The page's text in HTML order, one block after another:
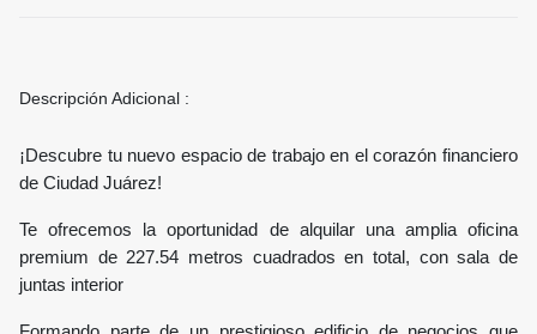
Descripción Adicional :
¡Descubre tu nuevo espacio de trabajo en el corazón financiero
de Ciudad Juárez!
Te ofrecemos la oportunidad de alquilar una amplia oficina
premium de 227.54 metros cuadrados en total, con sala de
juntas interior